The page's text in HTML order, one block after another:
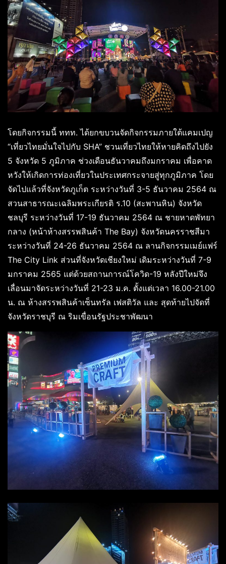
โดยกิจกรรมนี้ ททท. ได้ยกขบวนจัดกิจกรรมภายใต้แคมเปญ
“เที่ยวไทยมั่นใจไปกับ SHA” ชวนเที่ยวไทยให้หายคิดถึงไปยัง
5 จังหวัด 5 ภูมิภาค ช่วงเดือนธันวาคมถึงมกราคม เพื่อคาด
หวังให้เกิดการท่องเที่ยวในประเทศกระจายสู่ทุกภูมิภาค โดย
จัดไปแล้วที่จังหวัดภูเก็ต ระหว่างวันที่ 3-5 ธันวาคม 2564 ณ
สวนสาธารณะเฉลิมพระเกียรติ ร.10 (สะพานหิน) จังหวัด
ชลบุรี ระหว่างวันที่ 17-19 ธันวาคม 2564 ณ ชายหาดพัทยา
กลาง (หน้าห้างสรรพสินค้า The Bay) จังหวัดนครราชสีมา
ระหว่างวันที่ 24-26 ธันวาคม 2564 ณ ลานกิจกรรมเมย์แฟร์
The City Link ส่วนที่จังหวัดเชียงใหม่ เดิมระหว่างวันที่ 7-9
มกราคม 2565 แต่ด้วยสถานการณ์โควิด-19 หลังปีใหม่จึง
เลื่อนมาจัดระหว่างวันที่ 21-23 ม.ค. ตั้งแต่เวลา 16.00-21.00
น. ณ ห้างสรรพสินค้าเซ็นทรัล เฟสติวัล และ สุดท้ายไปจัดที่
จังหวัดราชบุรี ณ ริมเขื่อนรัฐประชาพัฒนา